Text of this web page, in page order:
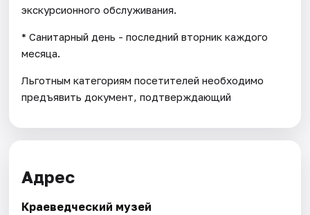
экскурсионного обслуживания.
* Санитарный день - последний вторник каждого
месяца.
Льготным категориям посетителей необходимо
предъявить документ, подтверждающий
Адрес
Краеведческий музей